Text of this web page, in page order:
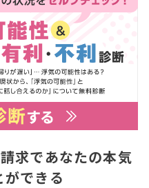
求であなたの本気
できる